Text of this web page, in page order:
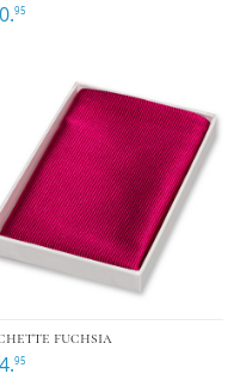
95
fuchsia
95